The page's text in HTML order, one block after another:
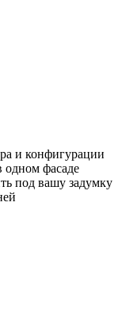
и конфигурации
одном фасаде
под вашу задумку